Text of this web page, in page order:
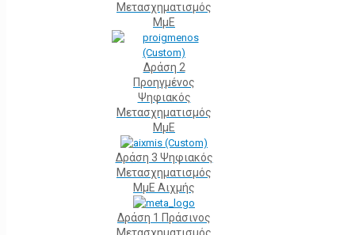
Μετασχηματισμός
ΜμΕ
Δράση 2
Προηγμένος
Ψηφιακός
Μετασχηματισμός
ΜμΕ
Δράση 3 Ψηφιακός
Μετασχηματισμός
ΜμΕ Αιχμής
Δράση 1 Πράσινος